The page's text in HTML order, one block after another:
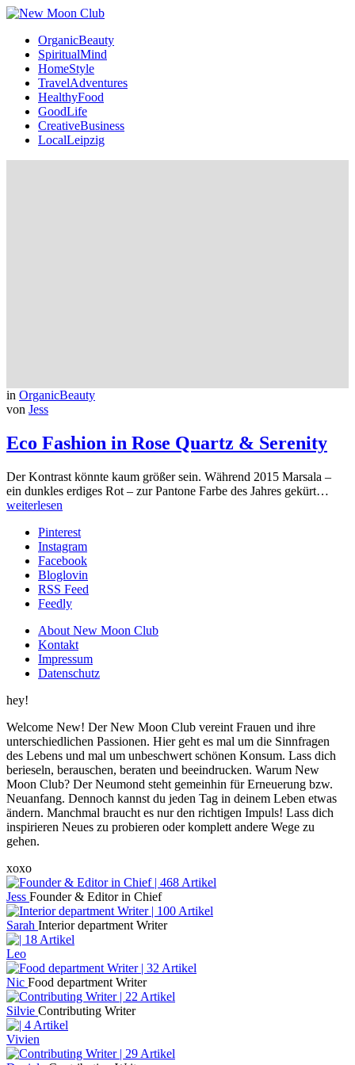
OrganicBeauty
SpiritualMind
HomeStyle
TravelAdventures
HealthyFood
GoodLife
CreativeBusiness
LocalLeipzig
in OrganicBeauty
von Jess
Eco Fashion in Rose Quartz & Serenity
Der Kontrast könnte kaum größer sein. Während 2015 Marsala –
ein dunkles erdiges Rot – zur Pantone Farbe des Jahres gekürt…
weiterlesen
Pinterest
Instagram
Facebook
Bloglovin
RSS Feed
Feedly
About New Moon Club
Kontakt
Impressum
Datenschutz
hey!
Welcome New! Der New Moon Club vereint Frauen und ihre
unterschiedlichen Passionen. Hier geht es mal um die Sinnfragen
des Lebens und mal um unbeschwert schönen Konsum. Lass dich
berieseln, berauschen, beraten und beeindrucken. Warum New
Moon Club? Der Neumond steht gemeinhin für Erneuerung bzw.
Neuanfang. Dennoch kannst du jeden Tag in deinem Leben etwas
ändern. Manchmal braucht es nur den richtigen Impuls! Lass dich
inspirieren Neues zu probieren oder komplett andere Wege zu
gehen.
xoxo
Jess Founder & Editor in Chief
Sarah Interior department Writer
Leo
Nic Food department Writer
Silvie Contributing Writer
Vivien